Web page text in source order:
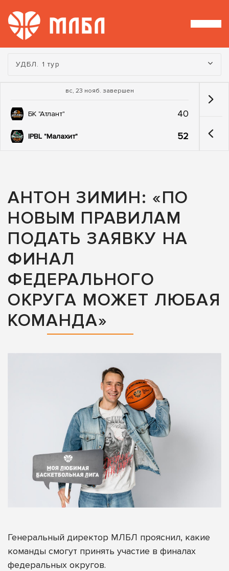
Турнир:
УДБЛ. 1 тур
вс, 23 нояб. завершен
БК "Атлант" 40
IPBL "Малахит" 52
АНТОН ЗИМИН: «ПО
НОВЫМ ПРАВИЛАМ
ПОДАТЬ ЗАЯВКУ НА
ФИНАЛ
ФЕДЕРАЛЬНОГО
ОКРУГА МОЖЕТ ЛЮБАЯ
КОМАНДА»
Генеральный директор МЛБЛ прояснил, какие
команды смогут принять участие в финалах
федеральных округов.